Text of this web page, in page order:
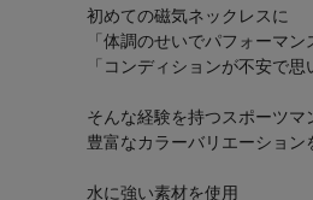
初めての磁気ネックレスに
「体調のせいでパフォーマン
「コンディションが不安で思
そんな経験を持つスポーツマ
豊富なカラーバリエーション
水に強い素材を使用